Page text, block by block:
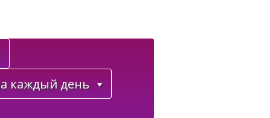
каждый день